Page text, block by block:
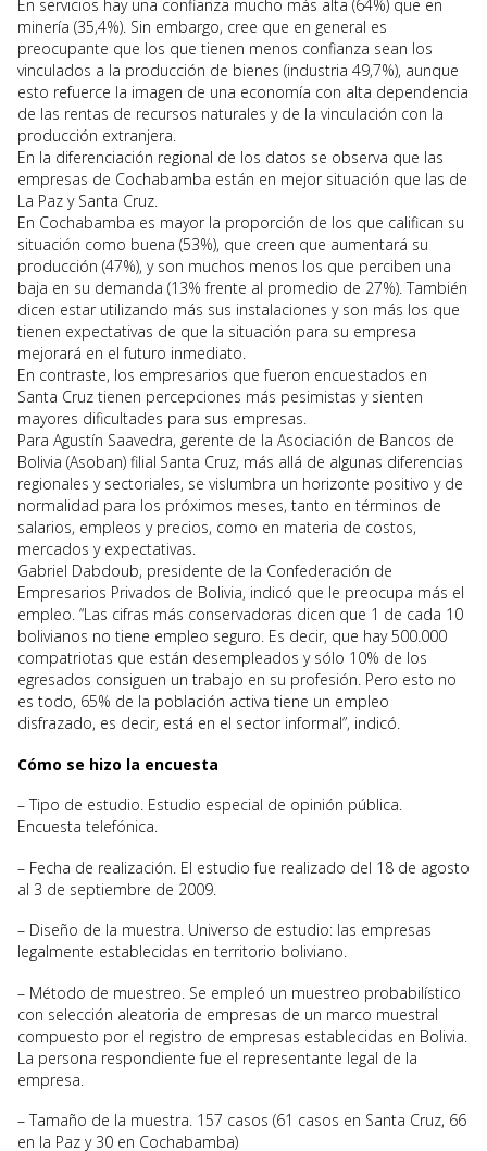
En servicios hay una confianza mucho más alta (64%) que en
minería (35,4%). Sin embargo, cree que en general es
preocupante que los que tienen menos confianza sean los
vinculados a la producción de bienes (industria 49,7%), aunque
esto refuerce la imagen de una economía con alta dependencia
de las rentas de recursos naturales y de la vinculación con la
producción extranjera.
En la diferenciación regional de los datos se observa que las
empresas de Cochabamba están en mejor situación que las de
La Paz y Santa Cruz.
En Cochabamba es mayor la proporción de los que califican su
situación como buena (53%), que creen que aumentará su
producción (47%), y son muchos menos los que perciben una
baja en su demanda (13% frente al promedio de 27%). También
dicen estar utilizando más sus instalaciones y son más los que
tienen expectativas de que la situación para su empresa
mejorará en el futuro inmediato.
En contraste, los empresarios que fueron encuestados en
Santa Cruz tienen percepciones más pesimistas y sienten
mayores dificultades para sus empresas.
Para Agustín Saavedra, gerente de la Asociación de Bancos de
Bolivia (Asoban) filial Santa Cruz, más allá de algunas diferencias
regionales y sectoriales, se vislumbra un horizonte positivo y de
normalidad para los próximos meses, tanto en términos de
salarios, empleos y precios, como en materia de costos,
mercados y expectativas.
Gabriel Dabdoub, presidente de la Confederación de
Empresarios Privados de Bolivia, indicó que le preocupa más el
empleo. “Las cifras más conservadoras dicen que 1 de cada 10
bolivianos no tiene empleo seguro. Es decir, que hay 500.000
compatriotas que están desempleados y sólo 10% de los
egresados consiguen un trabajo en su profesión. Pero esto no
es todo, 65% de la población activa tiene un empleo
disfrazado, es decir, está en el sector informal”, indicó.
Cómo se hizo la encuesta
– Tipo de estudio. Estudio especial de opinión pública.
Encuesta telefónica.
– Fecha de realización. El estudio fue realizado del 18 de agosto
al 3 de septiembre de 2009.
– Diseño de la muestra. Universo de estudio: las empresas
legalmente establecidas en territorio boliviano.
– Método de muestreo. Se empleó un muestreo probabilístico
con selección aleatoria de empresas de un marco muestral
compuesto por el registro de empresas establecidas en Bolivia.
La persona respondiente fue el representante legal de la
empresa.
– Tamaño de la muestra. 157 casos (61 casos en Santa Cruz, 66
en la Paz y 30 en Cochabamba)